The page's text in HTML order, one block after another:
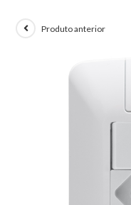
Produto anterior